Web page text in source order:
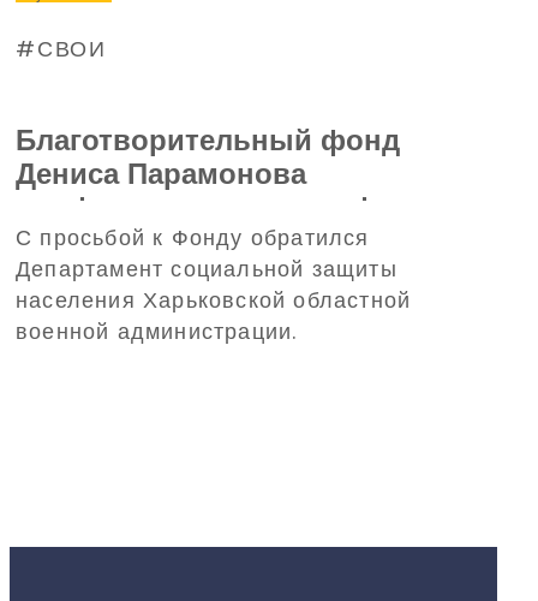
СВОИ
Благотворительный фонд
Дениса Парамонова
профинансирует трансфер
детей из Харьковской области
на отдых в Польшу
С просьбой к Фонду обратился
Департамент социальной защиты
населения Харьковской областной
военной администрации.